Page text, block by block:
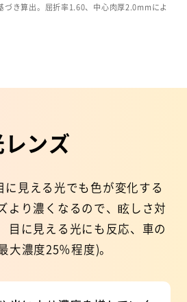
き算出。屈折率1.60、中心肉厚2.0mmによ
ンズ
見える光でも色が変化する
より濃くなるので、眩しさ対
目に見える光にも反応、車の
大濃度25％程度)。